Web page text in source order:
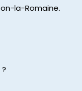
la-Romaine.